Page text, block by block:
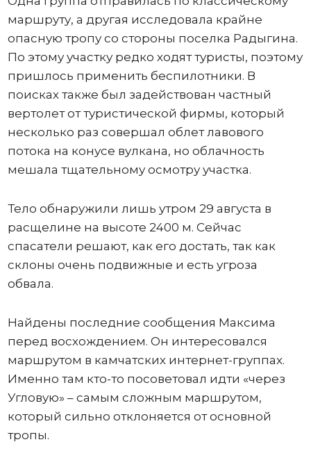
маршруту, а другая исследовала крайне
опасную тропу со стороны поселка Радыгина.
По этому участку редко ходят туристы, поэтому
пришлось применить беспилотники. В
поисках также был задействован частный
вертолет от туристической фирмы, который
несколько раз совершал облет лавового
потока на конусе вулкана, но облачность
мешала тщательному осмотру участка.
Тело обнаружили лишь утром 29 августа в
расщелине на высоте 2400 м. Сейчас
спасатели решают, как его достать, так как
склоны очень подвижные и есть угроза
обвала.
Найдены последние сообщения Максима
перед восхождением. Он интересовался
маршрутом в камчатских интернет-группах.
Именно там кто-то посоветовал идти «через
Угловую» – самым сложным маршрутом,
который сильно отклоняется от основной
тропы.